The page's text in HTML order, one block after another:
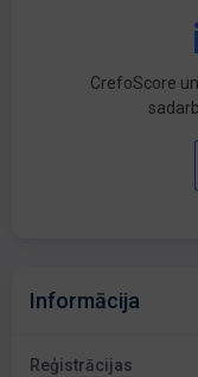
CrefoScore
Informācija
Reģistrācijas